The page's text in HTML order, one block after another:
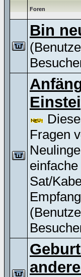
Foren
Bin
Fragen
Sat/